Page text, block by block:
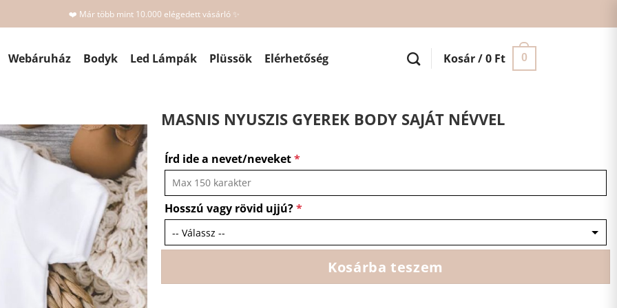
❤️ Már több mint 10.000 elégedett vásárló ✨
Webáruház Bodyk Led Lámpák Plüssök Elérhetőség Kosár /0 Ft 0
MASNIS NYUSZIS GYEREK BODY SAJÁT NÉVVEL
Írd ide a nevet/neveket*
Hosszú vagy rövid ujjú?*
Kosárba teszem